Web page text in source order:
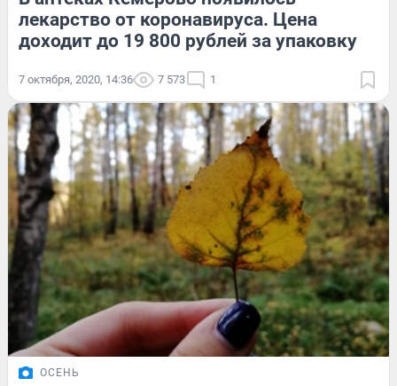
лекарство от коронавируса. Цена
доходит до 19 800 рублей за упаковку
7 октября, 2020, 14:36 7 573 1
ОСЕНЬ